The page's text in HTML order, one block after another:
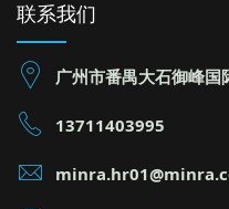
联系我们
广州市番禺大石御峰国
13711403995